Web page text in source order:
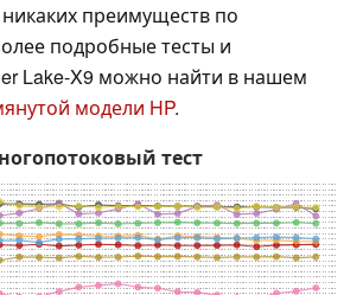
преимуществ по
подробные тесты и
Lake-X9 можно найти в нашем
модели HP.
тест